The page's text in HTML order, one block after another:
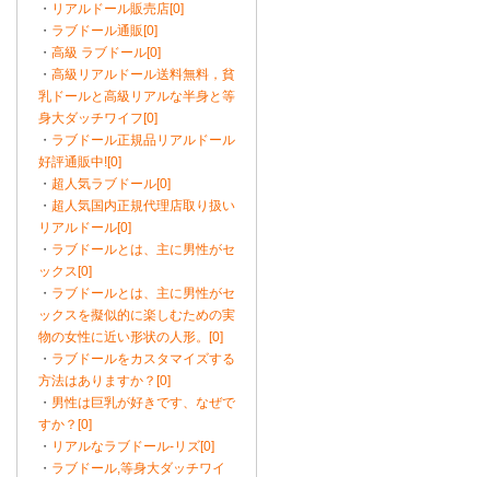
・ リアルドール販売店[0]
・ ラブドール通販[0]
・ 高級 ラブドール[0]
・ 高級リアルドール送料無料，貧
乳ドールと高級リアルな半身と等
身大ダッチワイフ[0]
・ ラブドール正規品リアルドール
好評通販中![0]
・ 超人気ラブドール[0]
・ 超人気国内正規代理店取り扱い
リアルドール[0]
・ ラブドールとは、主に男性がセ
ックス[0]
・ ラブドールとは、主に男性がセ
ックスを擬似的に楽しむための実
物の女性に近い形状の人形。[0]
・ ラブドールをカスタマイズする
方法はありますか？[0]
・ 男性は巨乳が好きです、なぜで
すか？[0]
・ リアルなラブドール-リズ[0]
・ ラブドール,等身大ダッチワイ